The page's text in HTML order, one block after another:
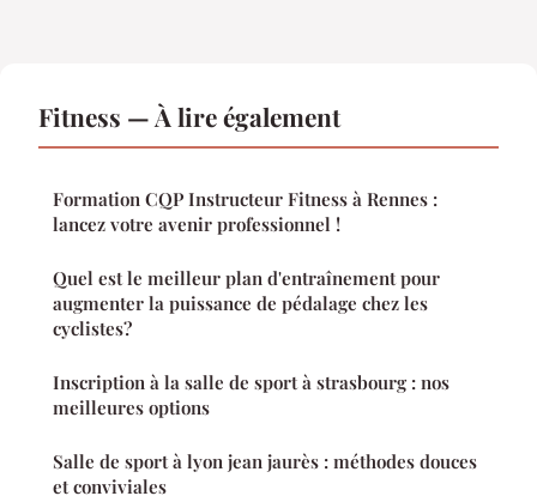
Fitness — À lire également
Formation CQP Instructeur Fitness à Rennes :
lancez votre avenir professionnel !
Quel est le meilleur plan d'entraînement pour
augmenter la puissance de pédalage chez les
cyclistes?
Inscription à la salle de sport à strasbourg : nos
meilleures options
Salle de sport à lyon jean jaurès : méthodes douces
et conviviales